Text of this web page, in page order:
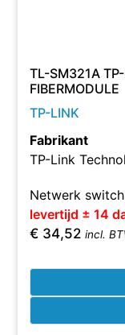
TL-SM321A
FIBERMODULE
TP-LINK
Fabrikant
TP-Link
Netwerk
levertijd ± 14
€ 34,52 incl.